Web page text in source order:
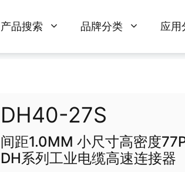
产品搜索 品牌分类 应用
DH40-27S
间距1.0MM 小尺寸高密度
DH系列工业电缆高速连接器